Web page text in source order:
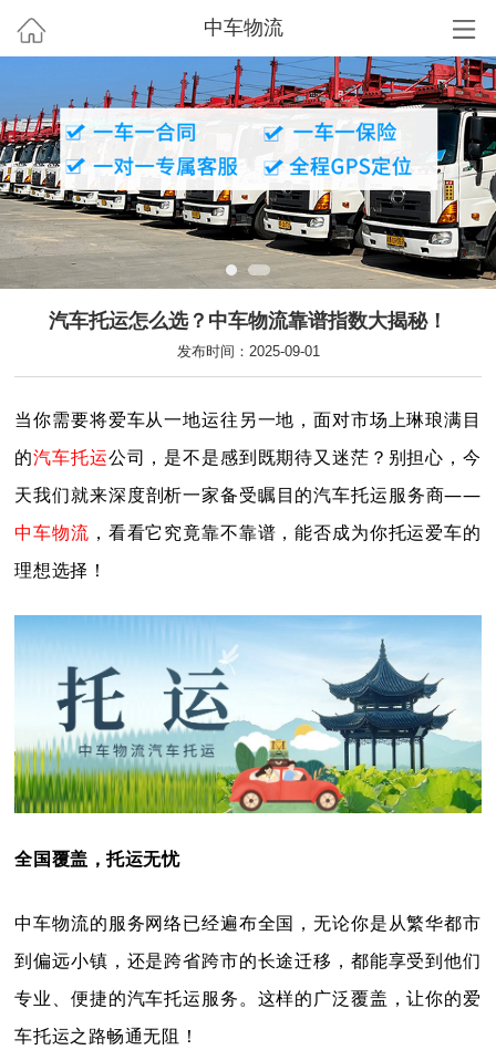
中车物流
汽车托运怎么选？中车物流靠谱指数大揭秘！
发布时间：2025-09-01
当你需要将爱车从一地运往另一地，面对市场上琳琅满目
的汽车托运公司，是不是感到既期待又迷茫？别担心，今
天我们就来深度剖析一家备受瞩目的汽车托运服务商——
中车物流 ，看看它究竟靠不靠谱，能否成为你托运爱车的
理想选择！
全国覆盖，托运无忧
中车物流的服务网络已经遍布全国，无论你是从繁华都市
到偏远小镇，还是跨省跨市的长途迁移，都能享受到他们
专业、便捷的汽车托运服务。这样的广泛覆盖，让你的爱
车托运之路畅通无阻！